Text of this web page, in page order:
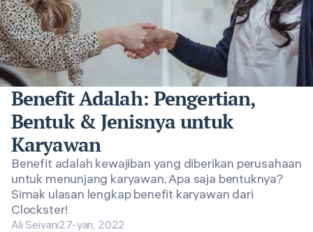
Benefit Adalah: Pengertian,
Bentuk & Jenisnya untuk
Karyawan
Benefit adalah kewajiban yang diberikan perusahaan
untuk menunjang karyawan. Apa saja bentuknya?
Simak ulasan lengkap benefit karyawan dari
Clockster!
Ali Seivani27-yan, 2022